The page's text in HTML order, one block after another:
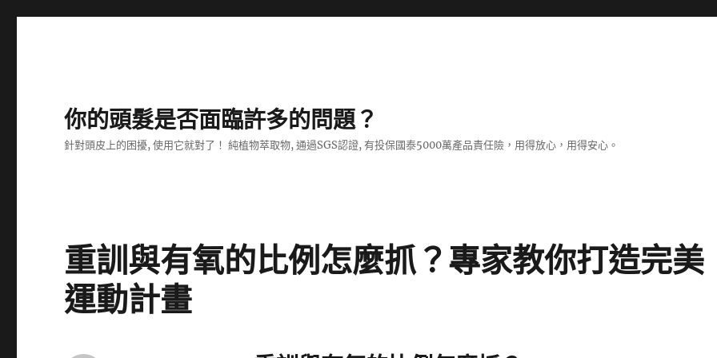
你的頭髮是否面臨許多的問題？
針對頭皮上的困擾, 使用它就對了！ 純植物萃取物, 通過SGS認證, 有投保國泰5000萬產品責任險，用得放心，用得安心。
重訓與有氧的比例怎麼抓？專家教你打造完美
運動計畫